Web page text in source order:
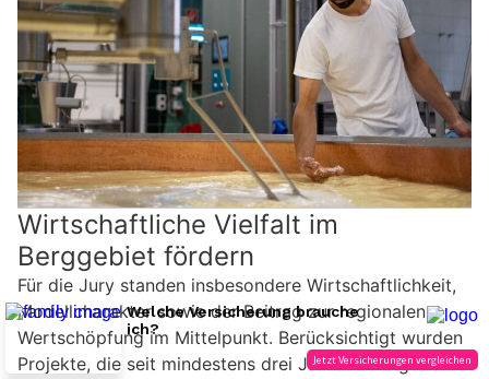
Wirtschaftliche Vielfalt im
Berggebiet fördern
Für die Jury standen insbesondere Wirtschaftlichkeit,
Modellcharakter sowie der Beitrag zur regionalen
Wertschöpfung im Mittelpunkt. Berücksichtigt wurden
Projekte, die seit mindestens drei Jahren erfolgreich